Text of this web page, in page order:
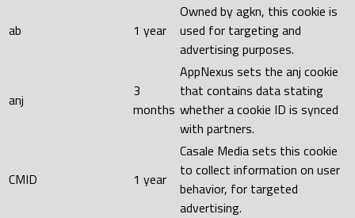
ab 1 year
Owned by agkn, this cookie is
used for targeting and
advertising purposes.
anj
3
months
AppNexus sets the anj cookie
that contains data stating
whether a cookie ID is synced
with partners.
CMID 1 year
Casale Media sets this cookie
to collect information on user
behavior, for targeted
advertising.